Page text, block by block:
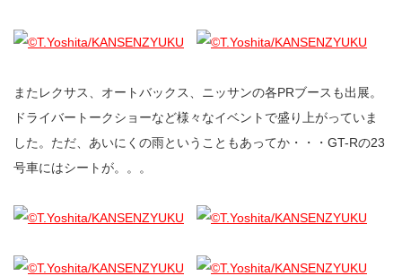
またレクサス、オートバックス、ニッサンの各PRブースも出展。
ドライバートークショーなど様々なイベントで盛り上がっていま
した。ただ、あいにくの雨ということもあってか・・・GT-Rの23
号車にはシートが。。。